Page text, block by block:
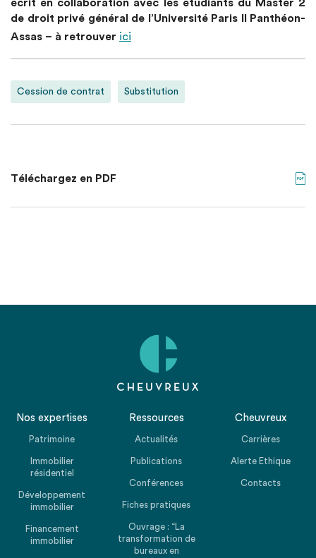
écrit en collaboration avec les étudiants du Master 2
de droit privé général de l’Université Paris II Panthéon-
Assas – à retrouver ici
Cession de contrat Substitution
Téléchargez en PDF
Nos expertises
Patrimoine
Immobilier
résidentiel
Développement
immobilier
Financement
immobilier
Ressources
Actualités
Publications
Conférences
Fiches pratiques
Ouvrage : “La
transformation de
bureaux en
Cheuvreux
Carrières
Alerte Ethique
Contacts